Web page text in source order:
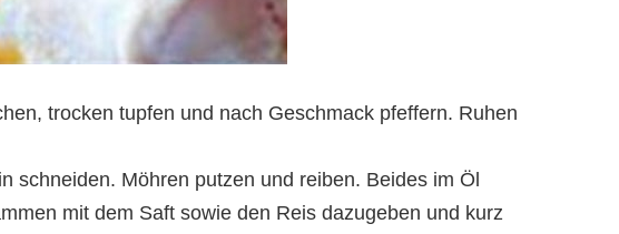
trocken tupfen und nach Geschmack pfeffern. Ruhen
schneiden. Möhren putzen und reiben. Beides im Öl
mit dem Saft sowie den Reis dazugeben und kurz